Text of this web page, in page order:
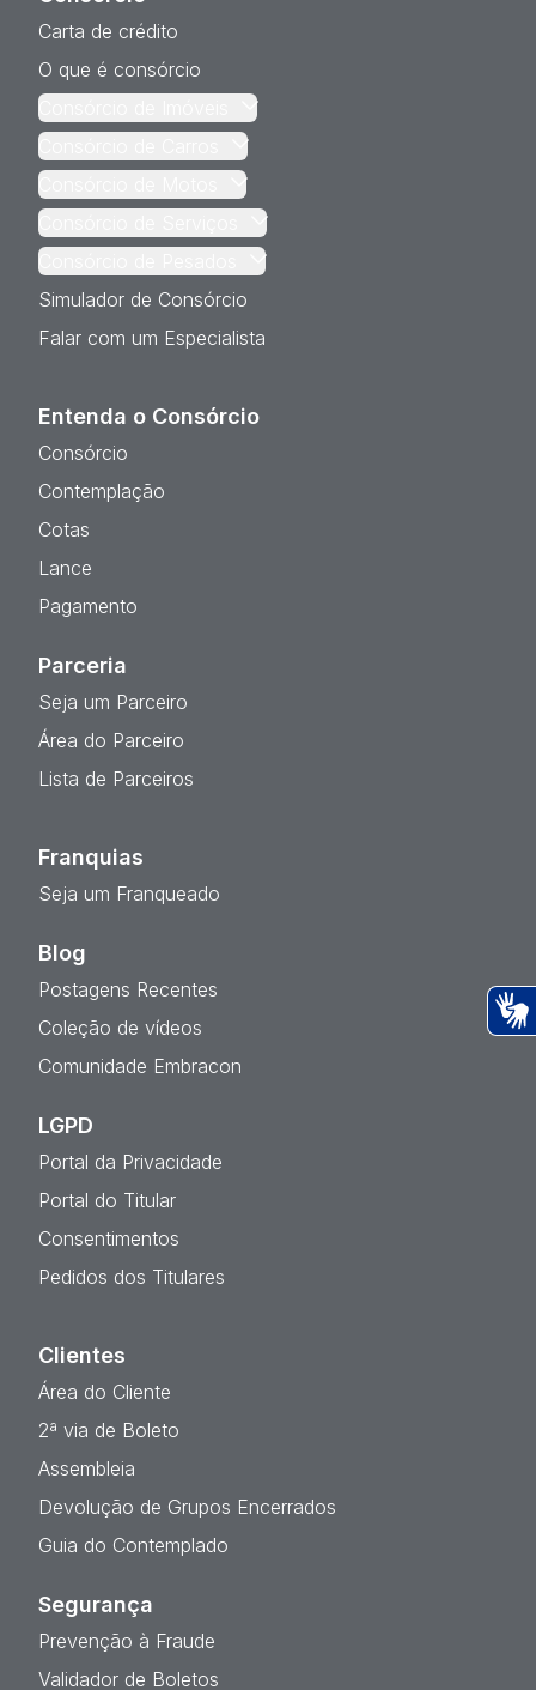
Carta de crédito
O que é consórcio
Simulador de Consórcio
Falar com um Especialista
Entenda o Consórcio
Consórcio
Contemplação
Cotas
Lance
Pagamento
Parceria
Seja um Parceiro
Área do Parceiro
Lista de Parceiros
Franquias
Seja um Franqueado
Blog
Postagens Recentes
Coleção de vídeos
Comunidade Embracon
LGPD
Portal da Privacidade
Portal do Titular
Consentimentos
Pedidos dos Titulares
Clientes
Área do Cliente
2ª via de Boleto
Assembleia
Devolução de Grupos Encerrados
Guia do Contemplado
Segurança
Prevenção à Fraude
Validador de Boletos